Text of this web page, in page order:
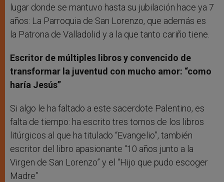
lugar donde se mantuvo hasta su jubilación hace ya 7
años: La Parroquia de San Lorenzo, que además es
la Patrona de Valladolid y a la que tanto cariño tiene.
Escritor de múltiples libros y convencido de
transformar la juventud con mucho amor: “como
haría Jesús”
Si algo le ha faltado a este sacerdote Palentino, es
falta de tiempo: ha escrito tres tomos de los libros
litúrgicos al que ha titulado “Evangelio”, también
escritor del libro apasionante “10 años junto a la
Virgen de San Lorenzo” y el “Hijo que pudo escoger
Madre”